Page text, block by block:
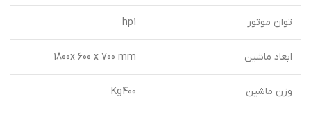
توان موتور hp1
ابعاد ماشین 1800x 600 x 700 mm
وزن ماشين Kg400